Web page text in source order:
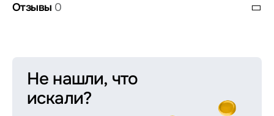
Отзывы 0
Не нашли, что
искали?